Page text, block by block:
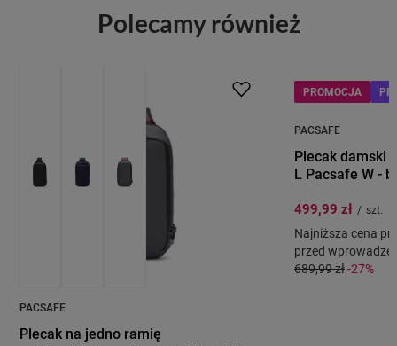
Polecamy również
PACSAFE
Plecak na jedno ramię
PROMOCJA
PACSAFE
Plecak damski
L Pacsafe W -
499,99 zł / szt.
Najniższa cena
przed
689,99 zł-27%